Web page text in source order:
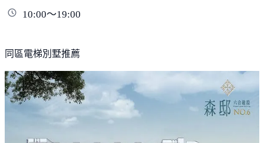
10:00～19:00
同區電梯別墅推薦